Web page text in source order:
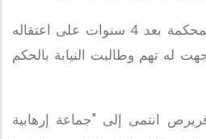
وكان قريرص مثل أمام المحكمة بعد 4 سنوات على اعتقاله
ميلاده الـ18، ووُجهت له تهم وطالبت النيابة بالحكم
انتمى إلى "جماعة إرهابية